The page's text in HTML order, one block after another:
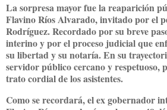
La sorpresa mayor fue la reaparición
Flavino Ríos Alvarado, invitado por el
Rodríguez. Recordado por su breve
interino y por el proceso judicial que
su libertad y su notaría. En su
servidor público cercano y respetuoso,
trato cordial de los asistentes.
Como se recordará, el ex gobernador